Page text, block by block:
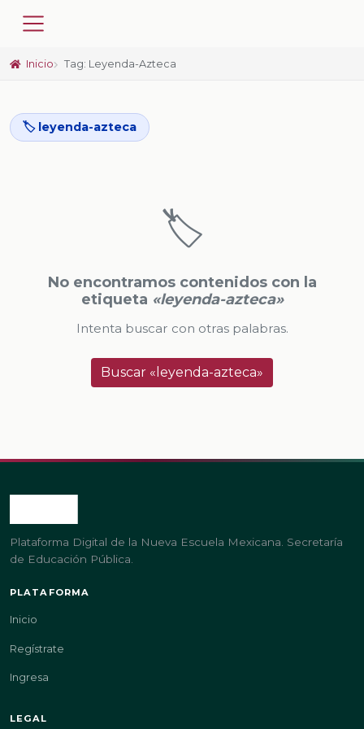
Inicio Tag: Leyenda-Azteca
🏷️ leyenda-azteca
🏷️
No encontramos contenidos con la
etiqueta «leyenda-azteca»
Intenta buscar con otras palabras.
Buscar «leyenda-azteca»
Plataforma Digital de la Nueva Escuela Mexicana. Secretaría
de Educación Pública.
PLATAFORMA
Inicio
Regístrate
Ingresa
LEGAL